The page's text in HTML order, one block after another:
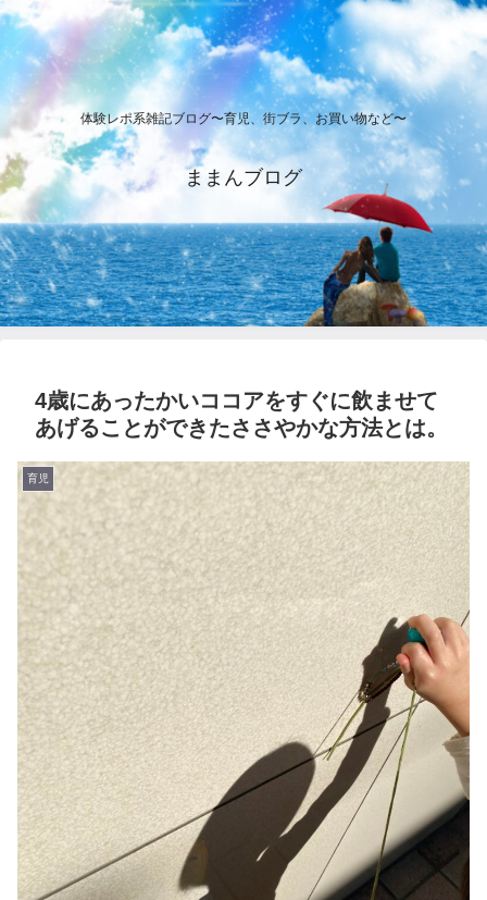
体験レポ系雑記ブログ〜育児、街ブラ、お買い物など〜
ままんブログ
4歳にあったかいココアをすぐに飲ませて
あげることができたささやかな方法とは。
育児